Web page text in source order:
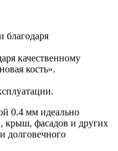
благодаря
качественному
кость».
0.4 мм идеально
крыш, фасадов и других
долговечного